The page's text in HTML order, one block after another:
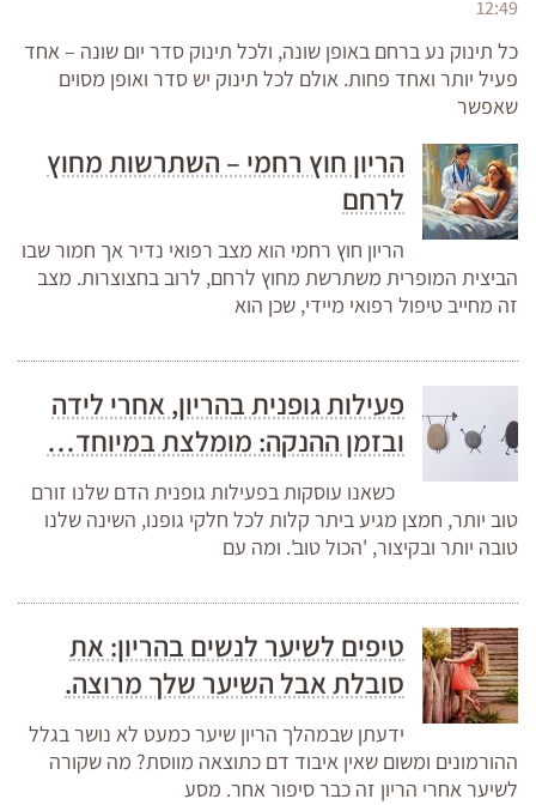
12:49
כל תינוק נע ברחם באופן שונה, ולכל תינוק סדר יום שונה – אחד
פעיל יותר ואחד פחות. אולם לכל תינוק יש סדר ואופן מסוים
שאפשר
הריון חוץ רחמי – השתרשות מחוץ
לרחם
הריון חוץ רחמי הוא מצב רפואי נדיר אך חמור שבו
הביצית המופרית משתרשת מחוץ לרחם, לרוב בחצוצרות. מצב
זה מחייב טיפול רפואי מיידי, שכן הוא
פעילות גופנית בהריון, אחרי לידה
ובזמן ההנקה: מומלצת במיוחד…
כשאנו עוסקות בפעילות גופנית הדם שלנו זורם
טוב יותר, חמצן מגיע ביתר קלות לכל חלקי גופנו, השינה שלנו
טובה יותר ובקיצור, 'הכול טוב'. ומה עם
טיפים לשיער לנשים בהריון: את
סובלת אבל השיער שלך מרוצה.
ידעתן שבמהלך הריון שיער כמעט לא נושר בגלל
ההורמונים ומשום שאין איבוד דם כתוצאה מווסת? מה שקורה
לשיער אחרי הריון זה כבר סיפור אחר. מסע